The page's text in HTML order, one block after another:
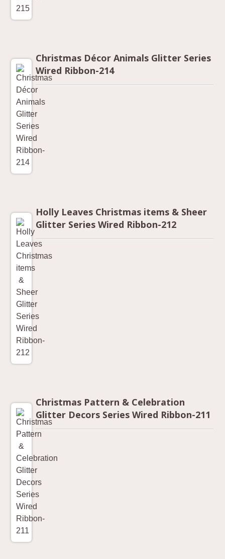
Christmas Décor Animals Glitter Series
Wired Ribbon-214
Holly Leaves Christmas items & Sheer
Glitter Series Wired Ribbon-212
Christmas Pattern & Celebration
Glitter Decors Series Wired Ribbon-211